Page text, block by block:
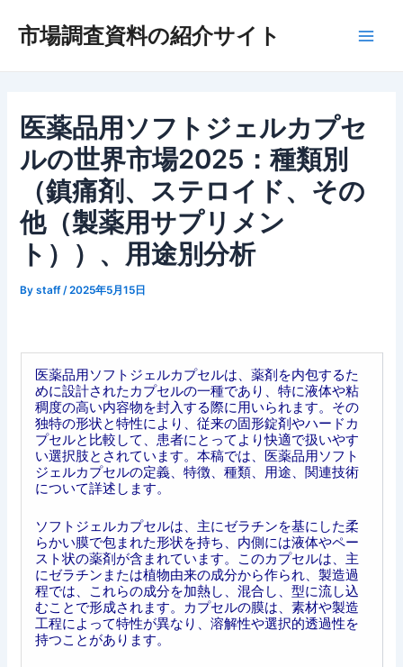
市場調査資料の紹介サイト
医薬品用ソフトジェルカプセ
ルの世界市場2025：種類別
（鎮痛剤、ステロイド、その
他（製薬用サプリメン
ト））、用途別分析
Bystaff /2025年5月15日
医薬品用ソフトジェルカプセルは、薬剤を内包するた
めに設計されたカプセルの一種であり、特に液体や粘
稠度の高い内容物を封入する際に用いられます。その
独特の形状と特性により、従来の固形錠剤やハードカ
プセルと比較して、患者にとってより快適で扱いやす
い選択肢とされています。本稿では、医薬品用ソフト
ジェルカプセルの定義、特徴、種類、用途、関連技術
について詳述します。
ソフトジェルカプセルは、主にゼラチンを基にした柔
らかい膜で包まれた形状を持ち、内側には液体やペー
スト状の薬剤が含まれています。このカプセルは、主
にゼラチンまたは植物由来の成分から作られ、製造過
程では、これらの成分を加熱し、混合し、型に流し込
むことで形成されます。カプセルの膜は、素材や製造
工程によって特性が異なり、溶解性や選択的透過性を
持つことがあります。